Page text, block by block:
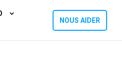
NOUS AIDER